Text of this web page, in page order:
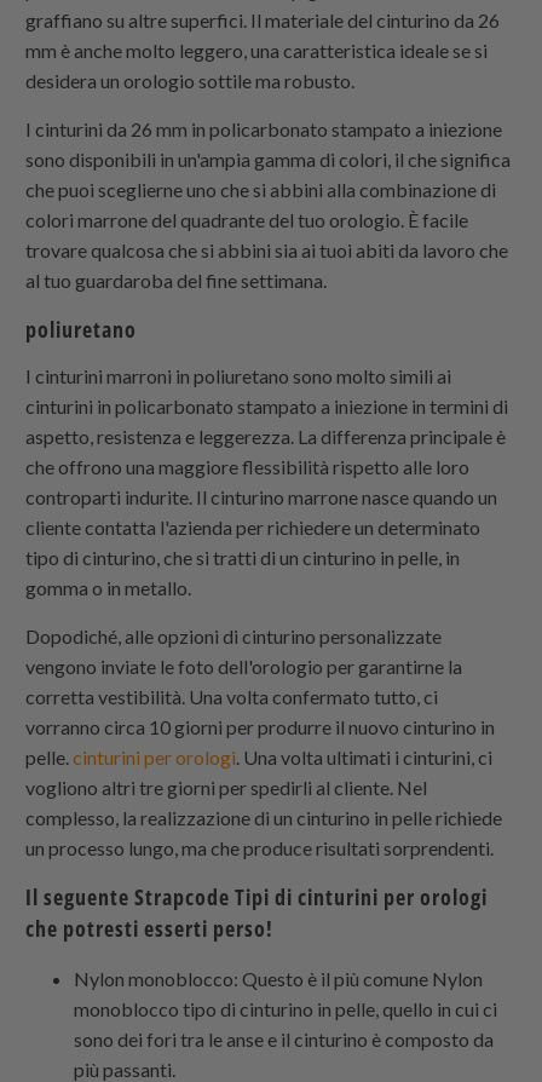
graffiano su altre superfici. Il materiale del cinturino da 26
mm è anche molto leggero, una caratteristica ideale se si
desidera un orologio sottile ma robusto.
I cinturini da 26 mm in policarbonato stampato a iniezione
sono disponibili in un'ampia gamma di colori, il che significa
che puoi sceglierne uno che si abbini alla combinazione di
colori marrone del quadrante del tuo orologio. È facile
trovare qualcosa che si abbini sia ai tuoi abiti da lavoro che
al tuo guardaroba del fine settimana.
poliuretano
I cinturini marroni in poliuretano sono molto simili ai
cinturini in policarbonato stampato a iniezione in termini di
aspetto, resistenza e leggerezza. La differenza principale è
che offrono una maggiore flessibilità rispetto alle loro
controparti indurite. Il cinturino marrone nasce quando un
cliente contatta l'azienda per richiedere un determinato
tipo di cinturino, che si tratti di un cinturino in pelle, in
gomma o in metallo.
Dopodiché, alle opzioni di cinturino personalizzate
vengono inviate le foto dell'orologio per garantirne la
corretta vestibilità. Una volta confermato tutto, ci
vorranno circa 10 giorni per produrre il nuovo cinturino in
pelle.cinturini per orologi. Una volta ultimati i cinturini, ci
vogliono altri tre giorni per spedirli al cliente. Nel
complesso, la realizzazione di un cinturino in pelle richiede
un processo lungo, ma che produce risultati sorprendenti.
Il seguenteStrapcode Tipi di cinturini per orologi
che potresti esserti perso!
Nylon monoblocco: Questo è il più comune Nylon
monobloccotipo di cinturino in pelle, quello in cui ci
sono dei fori tra le anse e il cinturino è composto da
più passanti.